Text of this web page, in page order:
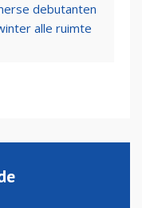
debutanten
alle ruimte